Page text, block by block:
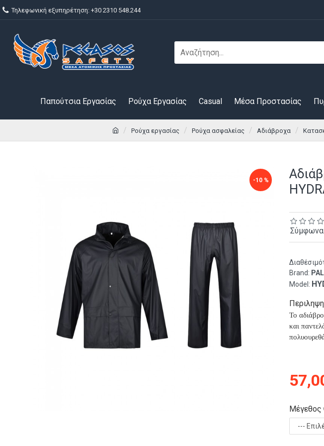
Τηλεφωνική εξυπηρέτηση: +30 2310 548.244
Παπούτσια Εργασίας Ρούχα Εργασίας Casual Μέσα Προστασίας
Ρούχα εργασίας Ρούχα ασφαλείας Αδιάβροχα
-10 %
Brand:
Model:
Σύμφωνα
Το
και
Μέγεθος